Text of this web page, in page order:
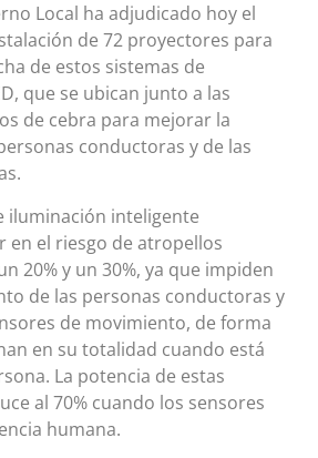
Local ha adjudicado hoy el
de 72 proyectores para
de estos sistemas de
que se ubican junto a las
de cebra para mejorar la
conductoras y de las
iluminación inteligente
en el riesgo de atropellos
20% y un 30%, ya que impiden
de las personas conductoras y
de movimiento, de forma
en su totalidad cuando está
La potencia de estas
al 70% cuando los sensores
humana.